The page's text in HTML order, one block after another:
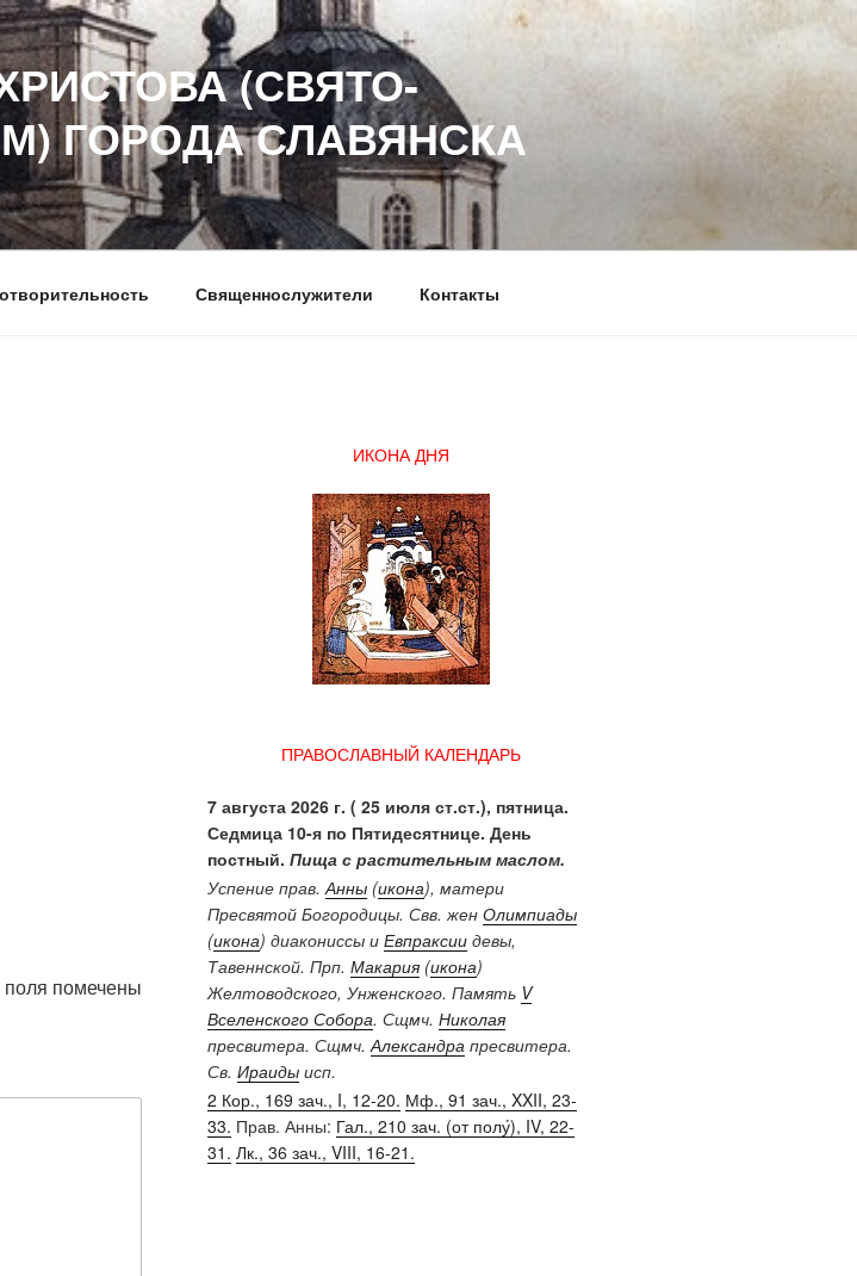
(СВЯТО-
ГОРОДА СЛАВЯНСКА
Священнослужители Контакты
помечены
ИКОНА ДНЯ
ПРАВОСЛАВНЫЙ КАЛЕНДАРЬ
7 августа 2026 г. ( 25 июля ст.ст.), пятница.
Седмица 10-я по Пятидесятнице. День
постный. Пища с растительным маслом.
Успение прав.Анны(икона), матери
Пресвятой Богородицы. Свв. жен Олимпиады
(икона) диакониссы и Евпраксиидевы,
Тавеннской. Прп. Макария(икона)
Желтоводского, Унженского. Память V
Вселенского Собора. Сщмч. Николая
пресвитера. Сщмч.Александрапресвитера.
Св. Ираидыисп.
2 Кор., 169 зач., I, 12-20. Мф., 91 зач., XXII, 23-
33. Прав. Анны: Гал., 210 зач. (от полу́), IV, 22-
31. Лк., 36 зач., VIII, 16-21.